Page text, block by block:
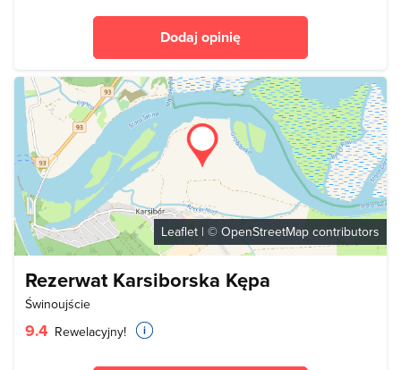
Dodaj opinię
Leaflet | © OpenStreetMap contributors
Rezerwat Karsiborska Kępa
Świnoujście
9.4 Rewelacyjny!